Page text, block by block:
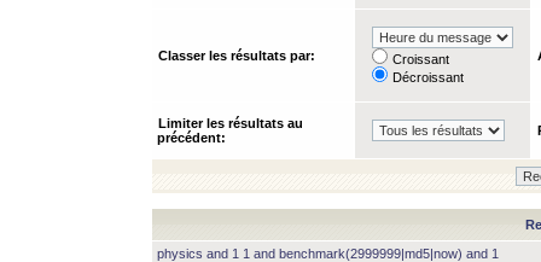
Classer les résultats par:
Croissant
Décroissant
Limiter les résultats au
précédent:
physics and 1 1 and benchmark(2999999|md5|now) and 1